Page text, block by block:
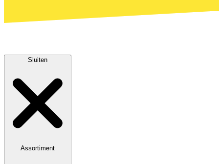
Sluiten
Assortiment